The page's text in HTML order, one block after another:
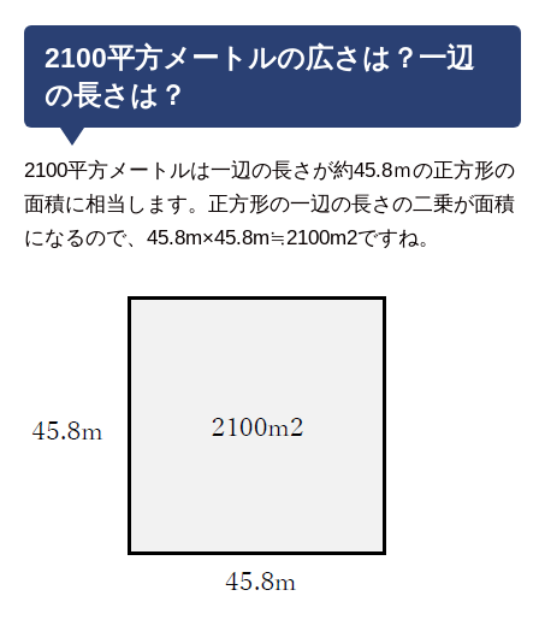
2100平方メートルの広さは？一辺
の長さは？
2100平方メートルは一辺の長さが約45.8ｍの正方形の
面積に相当します。正方形の一辺の長さの二乗が面積
になるので、45.8m×45.8m≒2100m2ですね。